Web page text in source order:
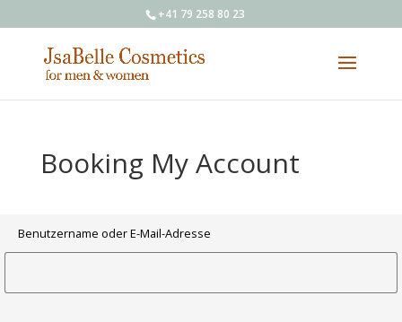
+41 79 258 80 23
Booking My Account
Benutzername oder E-Mail-Adresse